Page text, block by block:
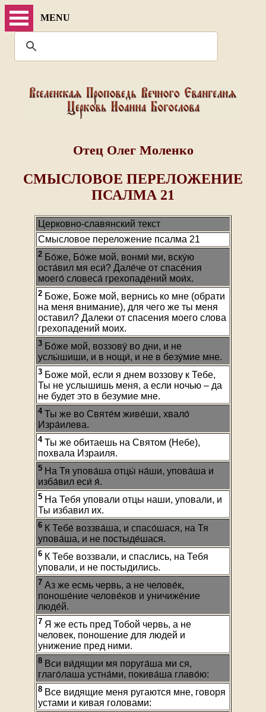
MENU
Отец Олег Моленко
СМЫСЛОВОЕ ПЕРЕЛОЖЕНИЕ
ПСАЛМА 21
Церковно-славянский текст
Смысловое переложение псалма 21
2 Бо́же, Бо́же мой, вонми́ ми, вску́ю
оста́вил мя еси́? Дале́че от спасе́ния
моего́ словеса́ грехопаде́ний мои́х.
2 Боже, Боже мой, вернись ко мне (обрати
на меня внимание), для чего же ты меня
оставил? Далеки от спасения моего слова
грехопадений моих.
3 Бо́же мой, воззову́ во дни, и не
услы́шиши, и в нощи́, и не в безу́мие мне.
3 Боже мой, если я днем воззову к Тебе,
Ты не услышишь меня, а если ночью – да
не будет это в безумие мне.
4 Ты же во Святе́м живе́ши, хвало́
Изра́илева.
4Ты же обитаешь на Святом (Небе),
похвала Израиля.
5 На Тя упова́ша отцы́ на́ши, упова́ша и
изба́вил еси́ я́.
5 На Тебя уповали отцы наши, уповали, и
Ты избавил их.
6 К Тебе́ воззва́ша, и спасо́шася, на Тя
упова́ша, и не постыде́шася.
6 К Тебе воззвали, и спаслись, на Тебя
уповали, и не постыдились.
7 Аз же есмь червь, а не челове́к,
поноше́ние челове́ков и уничиже́ние
люде́й.
7 Я же есть пред Тобой червь, а не
человек, поношение для людей и
унижение пред ними.
8 Вси ви́дящии мя поруга́ша ми ся,
глаго́лаша устна́ми, покива́ша главо́ю:
8 Все видящие меня ругаются мне, говоря
устами и кивая головами: